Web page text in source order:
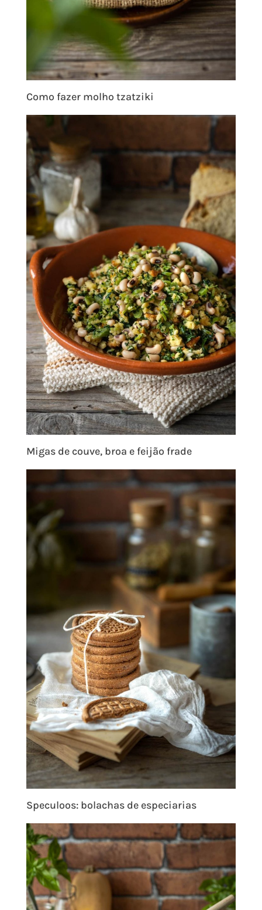
Como fazer molho tzatziki
Migas de couve, broa e feijão frade
Speculoos: bolachas de especiarias